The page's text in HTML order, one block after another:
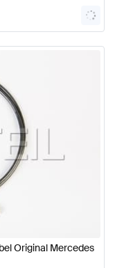
Original Mercedes